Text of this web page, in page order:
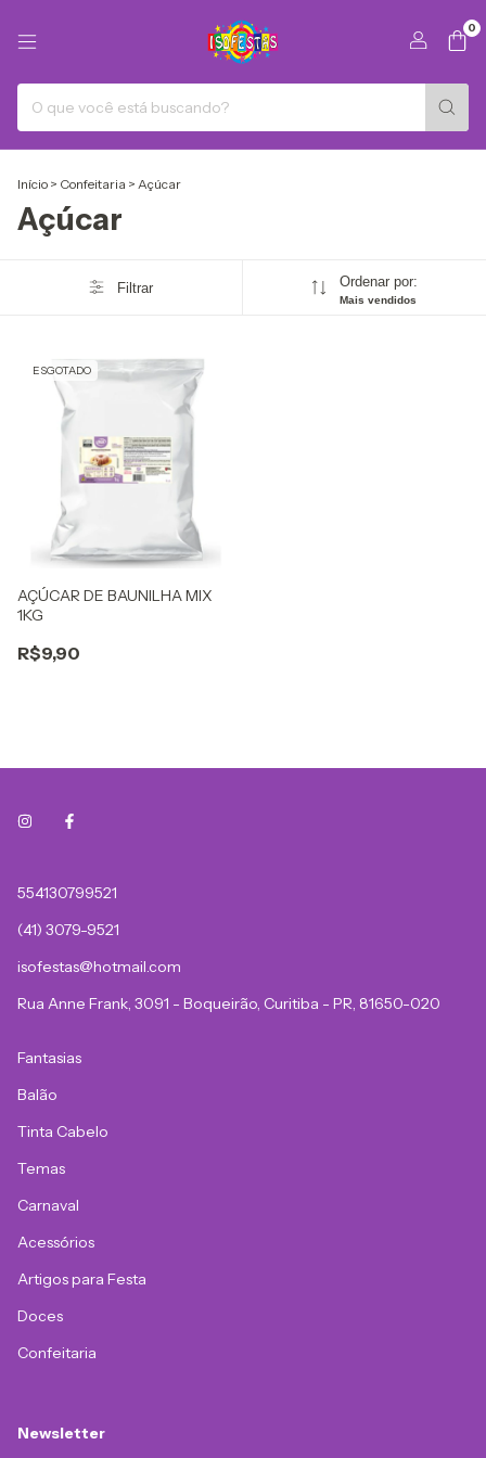
0
Início > Confeitaria > Açúcar
Açúcar
Filtrar Ordenar por:
Mais vendidos
ESGOTADO
AÇÚCAR DE BAUNILHA MIX
1KG
R$9,90
554130799521
(41) 3079-9521
isofestas@hotmail.com
Rua Anne Frank, 3091 - Boqueirão, Curitiba - PR, 81650-020
Fantasias
Balão
Tinta Cabelo
Temas
Carnaval
Acessórios
Artigos para Festa
Doces
Confeitaria
Newsletter